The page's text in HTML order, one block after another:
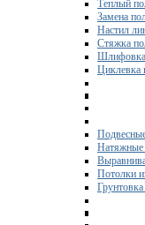
Теплый
Замена
Настил
Стяжка
Циклевка
Натяжные
Потолки